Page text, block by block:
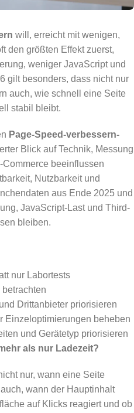
will, erreicht mit wenigen,
den größten Effekt zuerst,
weniger JavaScript und
gilt besonders, dass nicht nur
auch, wie schnell eine Seite
stabil bleibt.
Page-Speed-verbessern-
Blick auf Technik, Messung
beeinflussen
Nutzbarkeit und
aus Ende 2025 und
JavaScript-Last und Third-
bleiben.
nur Labortests
Drittanbieter priorisieren
Einzeloptimierungen beheben
und Gerätetyp priorisieren
als nur Ladezeit?
nur, wann eine Seite
wann der Hauptinhalt
auf Klicks reagiert und ob